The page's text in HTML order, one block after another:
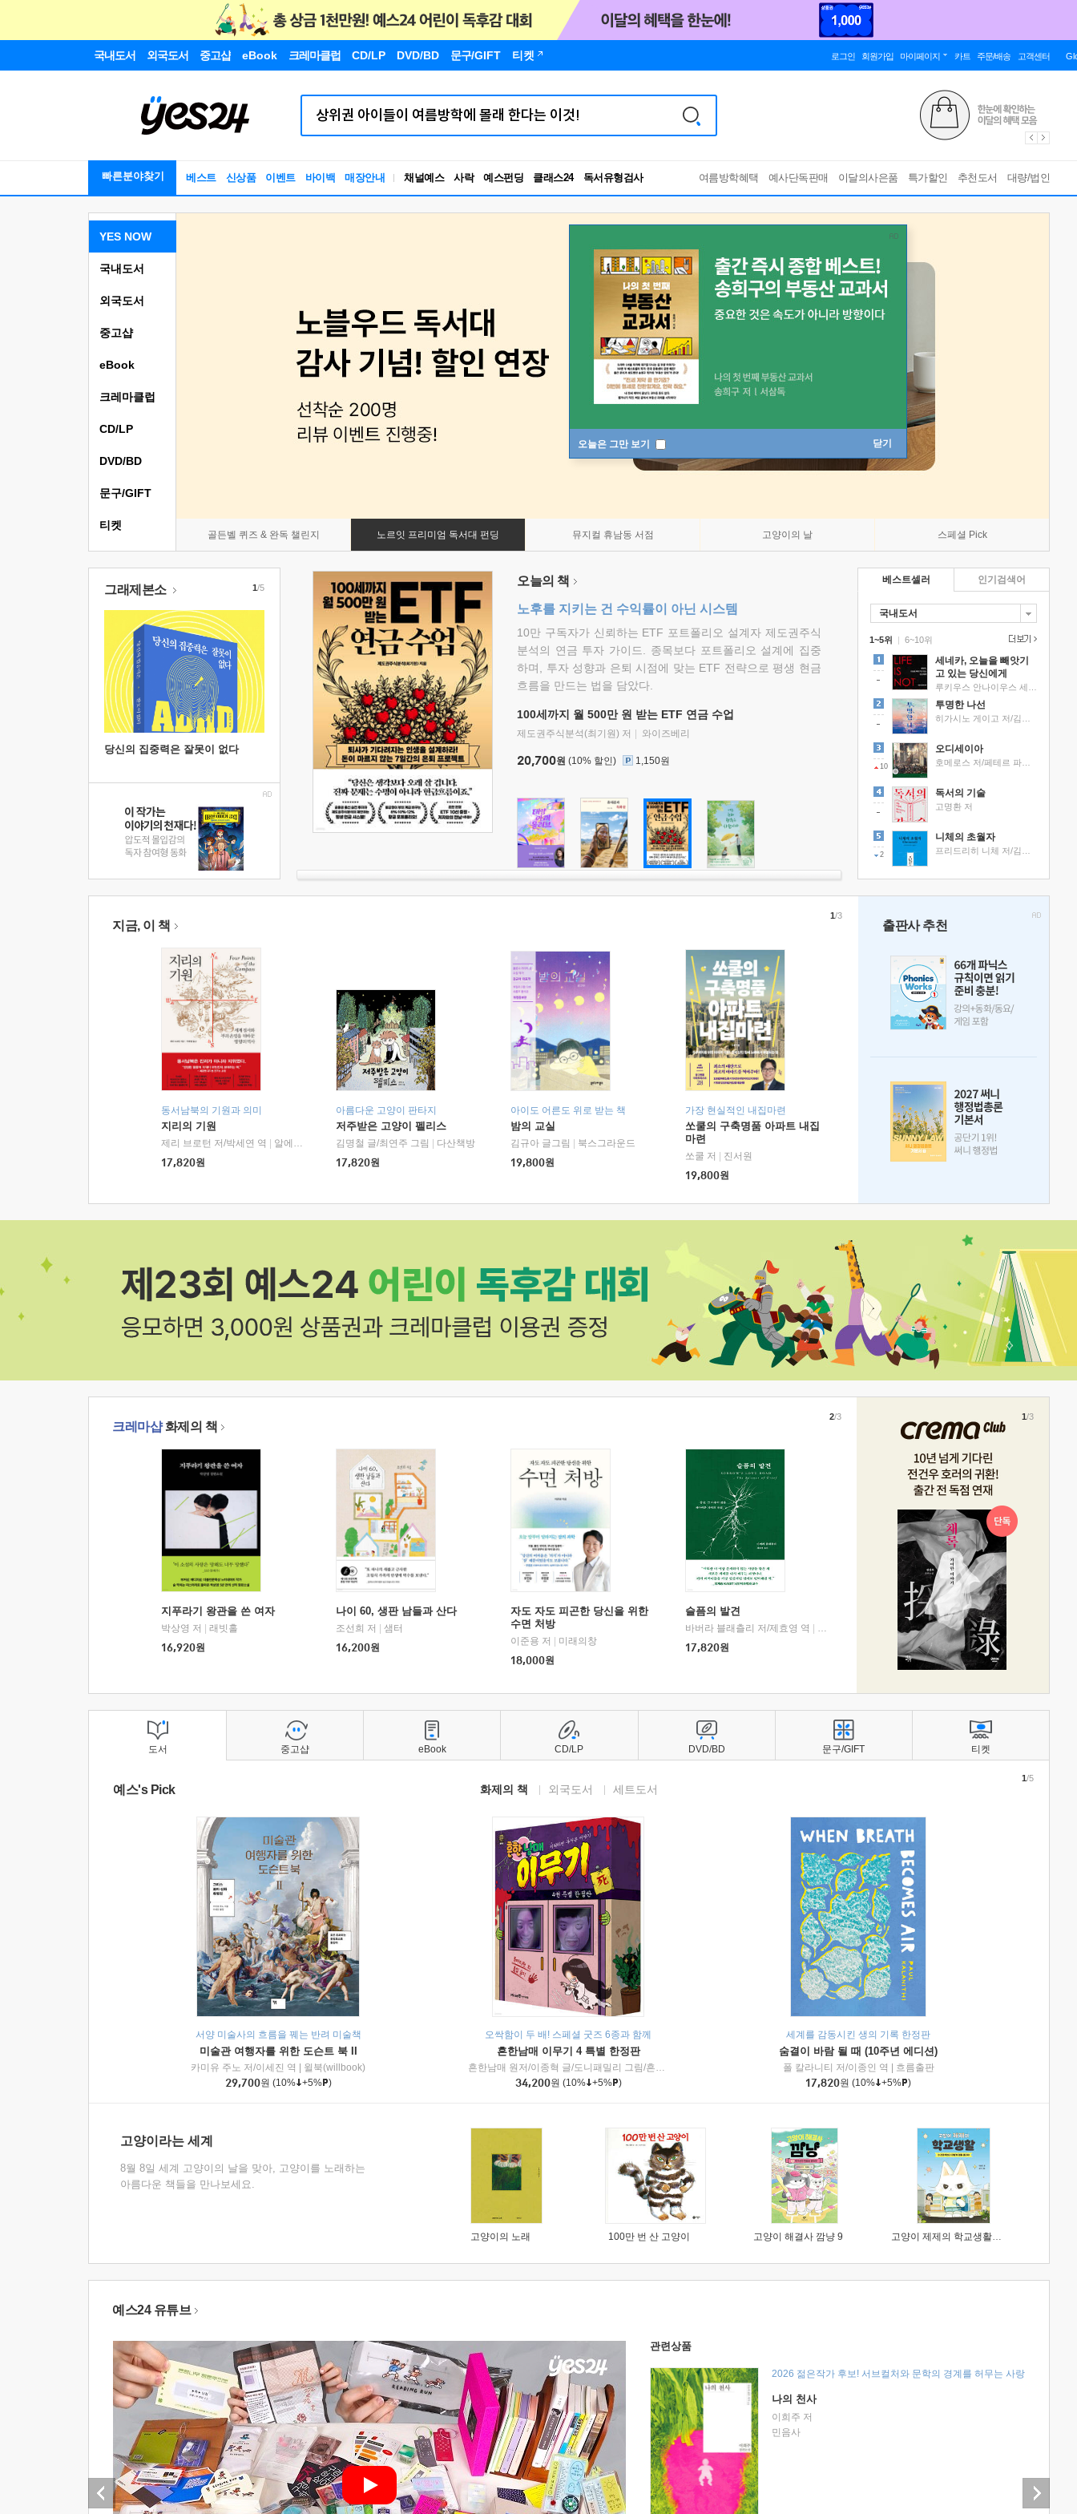
국내도서 외국도서 중고샵 eBook 크레마클럽 CD/LP DVD/BD 문구/GIFT 티켓 로그인 회원가입 마이페이지 카트 주문/배송 고객센터
빠른분야찾기 베스트 신상품 이벤트 바이백 매장안내 채널예스 사락 예스펀딩 클래스24
RBTI Lab
독서유형검사
여름방학혜택 예사단독판매 이달의사은품 특가할인 추천도서 대량/법인
오늘은 그만 보기 닫기
YES NOW
골든벨 퀴즈 & 완독 챌린지 노르잇 프리미엄 독서대 펀딩 뮤지컬 휴남동 서점 고양이의 날 스페셜 Pick
국내도서
외국도서
중고샵
eBook
크레마클럽
CD/LP
DVD/BD
문구/GIFT
티켓
그래제본소
당신의 집중력은 잘못이 없다
1/5 오늘의 책
노후를 지키는 건 수익률이 아닌 시스템
10만 구독자가 신뢰하는 ETF 포트폴리오 설계자 제도권주식
분석의 연금 투자 가이드. 종목보다 포트폴리오 설계에 집중
하며, 투자 성향과 은퇴 시점에 맞는 ETF 전략으로 평생 현금
흐름을 만드는 법을 담았다.
100세까지 월 500만 원 받는 ETF 연금 수업
제도권주식분석(최기원) 저 와이즈베리
20,700원 (10% 할인) 1,150원
베스트셀러
국내도서
1~5위 |
세네카, 오늘을 빼앗기
고 있는 당신에게
투명한 나선
10
오디세이아
독서의 기술
고명환 저
2
니체의 초월자
6~10위
인기검색어
지금, 이 책
동서남북의 기원과 의미
지리의 기원
제리 브로턴 저/박세연 역
알에이치코리아(RHK)
17,820원
아름다운 고양이 판타지
저주받은 고양이 펠리스
김명철 글/최연주 그림
다산책방
17,820원
아이도 어른도 위로 받는 책
밤의 교실
김규아 글그림
북스그라운드
19,800원
가장 현실적인 내집마련
쏘쿨의 구축명품 아파트 내집
마련
쏘쿨 저
진서원
19,800원
1/3
출판사 추천
크레마샵화제의 책
지푸라기 왕관을 쓴 여자
박상영 저
래빗홀
16,920원
나이 60, 생판 남들과 산다
조선희 저
샘터
16,200원
자도 자도 피곤한 당신을 위한
수면 처방
이준용 저
미래의창
18,000원
슬픔의 발견
바버라 블래츨리 저/제효영 역
디플롯
17,820원
2/3 1/3
도서
예스's Pick 화제의 책 외국도서 세트도서
서양 미술사의 흐름을 꿰는 반려 미술책
미술관 여행자를 위한 도슨트 북 II
카미유 주노 저/이세진 역
윌북(willbook)
29,700원 (10% +5% )
오싹함이 두 배! 스페셜 굿즈 6종과 함께
흔한남매 이무기 4 특별 한정판
흔한남매 원저/이종혁 글/도니패밀리 그림/흔한컴퍼니 감수
미래엔아이세움
34,200원 (10% +5% )
세계를 감동시킨 생의 기록 한정판
숨결이 바람 될 때 (10주년 에디션)
폴 칼라니티 저/이종인 역
흐름출판
17,820원 (10% +5% )
1/5
고양이라는 세계
8월 8일 세계 고양이의 날을 맞아, 고양이를 노래하는
아름다운 책들을 만나보세요.
고양이의 노래 100만 번 산 고양이 고양이 해결사 깜냥 9 고양이 제제의 학교생활 1 : 초등학생이 이렇게 힘들 줄이야
중고샵 eBook CD/LP DVD/BD 문구/GIFT 티켓
예스24 유튜브
관련상품
2026 젊은작가 후보! 서브컬처와 문학의 경계를 허무는 사랑
나의 천사
이희주 저
민음사